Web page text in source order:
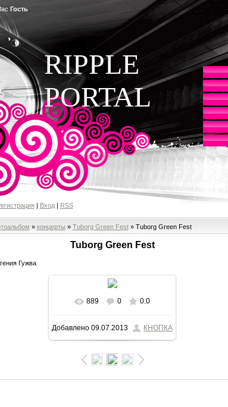
Гость
RIPPLE
PORTAL
| Вход| RSS
» концерты » Tuborg Green Fest» Tuborg Green Fest
Tuborg Green Fest
Гужва
В реальном размере
800x450/ 93.2Kb
889 0 0.0
Добавлено 09.07.2013 КНОПКА